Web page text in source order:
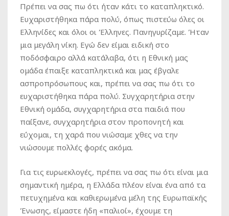
Πρέπει να σας πω ότι ήταν κάτι το καταπληκτικό.
Ευχαριστήθηκα πάρα πολύ, όπως πιστεύω όλες οι
Ελληνίδες και όλοι οι Έλληνες. Πανηγυρίζαμε. Ήταν
μια μεγάλη νίκη. Εγώ δεν είμαι ειδική στο
ποδόσφαιρο αλλά κατάλαβα, ότι η Εθνική μας
ομάδα έπαιξε καταπληκτικά και μας έβγαλε
ασπροπρόσωπους και, πρέπει να σας πω ότι το
ευχαριστήθηκα πάρα πολύ. Συγχαρητήρια στην
Εθνική ομάδα, συγχαρητήρια στα παιδιά που
παίξανε, συγχαρητήρια στον προπονητή και
εύχομαι, τη χαρά που νιώσαμε χθες να την
νιώσουμε πολλές φορές ακόμα.
Για τις ευρωεκλογές, πρέπει να σας πω ότι είναι μια
σημαντική ημέρα, η Ελλάδα πλέον είναι ένα από τα
πετυχημένα και καθιερωμένα μέλη της Ευρωπαϊκής
Ένωσης, είμαστε ήδη «παλιοί», έχουμε τη